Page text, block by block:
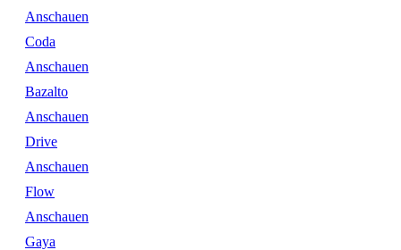
Anschauen
Coda
Anschauen
Bazalto
Anschauen
Drive
Anschauen
Flow
Anschauen
Gaya